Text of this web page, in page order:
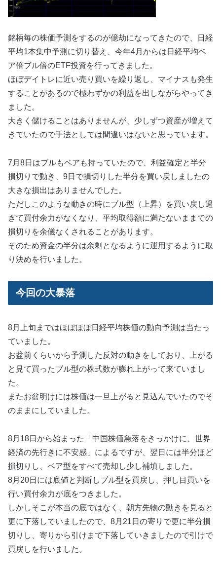
銘柄毎の株価予測をするのが億劫になってきたので、日経
平均1本集中予測に切り替え、今年4月からは日経平均ベ
ア倍ブル倍のETF投資を行ってきました。
ほぼデイトレに近い売り買いを繰り返し、マイナスも発生
することがあるので極わずかの利益を出しながらやってき
ました。
大きく儲けることはありませんが、少しずつ資産が増えて
きていたので手法としては間違いはないと思っています。
7月8日はブルもベアも持っていたので、利益確定と半分
損切りで動き、9日で損切りした半分を買い戻しましたの
大きな損出はありませんでした。
ただしこのような動きの時にブル型（上昇）を買い戻し過
ぎて買付余力がなくなり、平均取得額に満たないままでの
損切りを余儀なくされることがあります。
そのため資金の半分は余剰となるように運用するように取
り決めを行いました。
今回の大暴落
8月上旬まではほぼほぼ日経平均株価の動向予測は当たっ
ていました。
お盆前くらいから予測した反対の動きをしており、上がる
と見て買ったブル型の株式数が膨れ上がって来ていまし
た。
またお盆明けには株価は一旦上がると見込んでいたのでそ
のままにしていました。
8月18日から始まった「中国株価急落をきっかけに、世界
経済の先行きに不安感」によるですが、翌日には半分ほど
損切りし、ベア型をすべて売却し少し補填しました。
8月20日には底値と判断しブル型を買戻し、押し目買いを
行い買付余力が底をつきました。
しかしそこが本当の底ではなく、朝方先物の動きを見ると
更に下落していましたので、8月21日の寄りで更に半分損
切りし、寄りから引けまで下落していきましたので引けで
買戻しを行いました。